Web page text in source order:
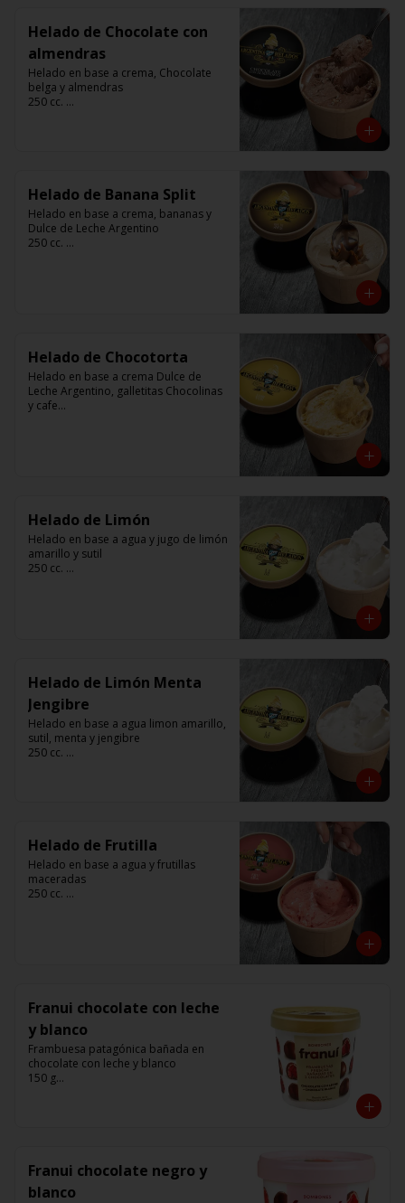
Helado de Chocolate con
almendras
Helado en base a crema, Chocolate
belga y almendras
250 cc.
Helado de Banana Split
Helado en base a crema, bananas y
Dulce de Leche Argentino
250 cc.
Helado de Chocotorta
Helado en base a crema Dulce de
Leche Argentino, galletitas Chocolinas
y cafe
Helado de Limón
Helado en base a agua y jugo de limón
amarillo y sutil
250 cc.
Helado de Limón Menta
Jengibre
Helado en base a agua limon amarillo,
sutil, menta y jengibre
250 cc.
Helado de Frutilla
Helado en base a agua y frutillas
maceradas
250 cc.
Franui chocolate con leche
y blanco
Frambuesa patagónica bañada en
chocolate con leche y blanco
150 g
Franui chocolate negro y
blanco